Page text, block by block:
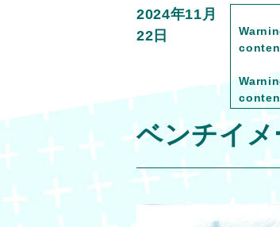
2024年11月
22日
ベンチイメ